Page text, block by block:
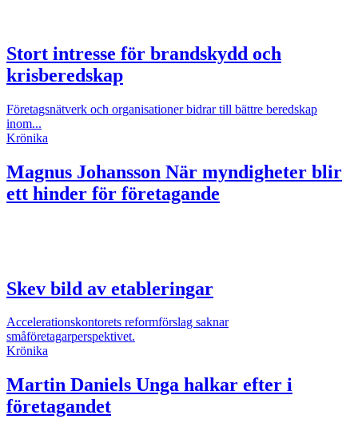
Stort intresse för brandskydd och
krisberedskap
Företagsnätverk och organisationer bidrar till bättre beredskap
inom...
Krönika
Magnus Johansson När myndigheter blir
ett hinder för företagande
Skev bild av etableringar
Accelerationskontorets reformförslag saknar
småföretagarperspektivet.
Krönika
Martin Daniels Unga halkar efter i
företagandet